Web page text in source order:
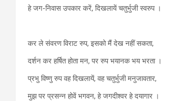
हे जग-निवास उपकार करें, दिखलायें चतुर्भुजी स्वरुप ।
कर ले संवरण विराट रुप, इसको मैं देख नहीं सकता,
दर्शन कर हर्षित होता मन, पर रुप भयानक भय भरता ।
प्रभु विष्णु रुप वह दिखलायें, वह चतुर्भुजी मनुजावतार,
मुझ पर प्रसन्न होवें भगवन, हे जगदीश्वर हे दयागार ।